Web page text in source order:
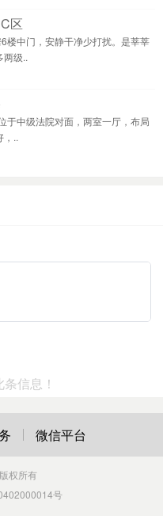
区
楼中门，安静干净少打扰。是莘莘
两级..
于中级法院对面，两室一厅，布局
，..
信息！
微信平台
权所有
号